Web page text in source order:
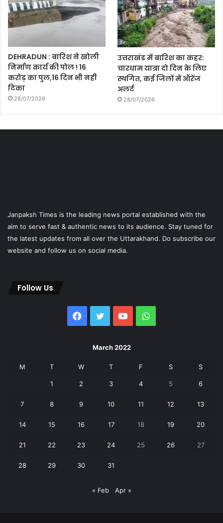
DEHRADUN : बारिश ने खोली
निर्माण कार्य की पोल ! 16
करोड़ का पुल,16 दिन भी नही
टिका
28/07/2026
उत्तराखंड में बारिश का कहर:
चारधाम यात्रा दो दिन के लिए
स्थगित, कई जिलों में ऑरेंज
अलर्ट
28/07/2026
Janpaksh Times is the leading news portal established with the
aim to serve fast & authentic news to its audience. Stay tuned for
the latest updates from all over the Uttarakhand. Do subscribe our
website and follow us on social media.
Follow Us
Facebook
Twitter YouTubeWhatsApp
March 2022
M T W T F S S
1 2 3 4 5 6
7 8 9 10 11 12 13
14 15 16 17 18 19 20
21 22 23 24 25 26 27
28 29 30 31
« Feb Apr »